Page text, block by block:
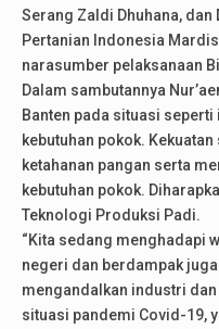
Serang Zaldi Dhuhana,
Pertanian Indonesia
narasumber pelaksanaan
Dalam sambutannya
Banten pada situasi
kebutuhan pokok.
ketahanan pangan serta
kebutuhan pokok.
Teknologi Produksi Padi.
“Kita sedang menghadapi
negeri dan berdampak
mengandalkan industri
situasi pandemi Covid-19,